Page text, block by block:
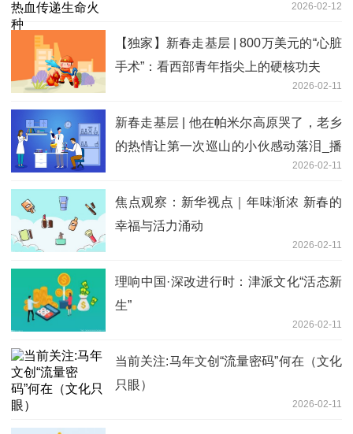
2026-02-12
【独家】新春走基层 | 800万美元的“心脏
手术”：看西部青年指尖上的硬核功夫
2026-02-11
新春走基层 | 他在帕米尔高原哭了，老乡
的热情让第一次巡山的小伙感动落泪_播
2026-02-11
焦点观察：新华视点｜年味渐浓 新春的
幸福与活力涌动
2026-02-11
理响中国·深改进行时：津派文化“活态新
生”
2026-02-11
当前关注:马年文创“流量密码”何在（文化
只眼）
2026-02-11